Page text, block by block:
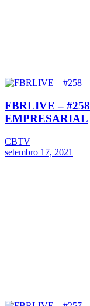
FBRLIVE –
EMPRESARIAL
CBTV
setembro 17, 2021